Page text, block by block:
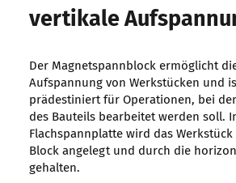
vertikale
Der Magnetspannblock ermöglicht
Aufspannung von Werkstücken und
prädestiniert für Operationen, bei
des Bauteils bearbeitet werden soll.
Flachspannplatte wird das
Block angelegt und durch die
gehalten.